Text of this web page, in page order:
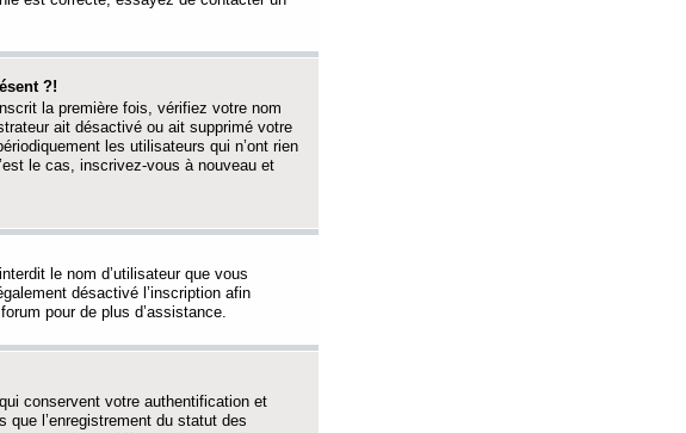
?!
la première fois, vérifiez votre nom
ait désactivé ou ait supprimé votre
les utilisateurs qui n’ont rien
le cas, inscrivez-vous à nouveau et
le nom d’utilisateur que vous
désactivé l’inscription afin
pour de plus d’assistance.
conservent votre authentification et
l’enregistrement du statut des